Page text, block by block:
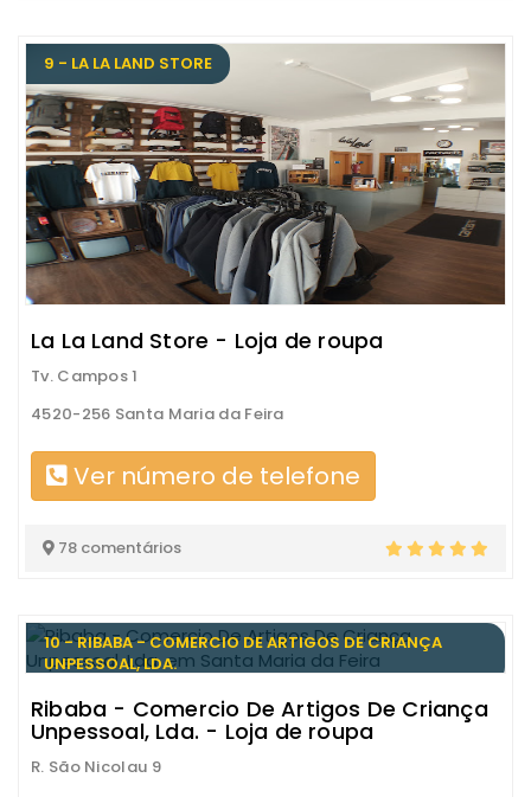
9 - LA LA LAND STORE
La La Land Store - Loja de roupa
Tv. Campos 1
4520-256 Santa Maria da Feira
Ver número de telefone
78 comentários
10 - RIBABA - COMERCIO DE ARTIGOS DE CRIANÇA
UNPESSOAL, LDA.
Ribaba - Comercio De Artigos De Criança
Unpessoal, Lda. - Loja de roupa
R. São Nicolau 9